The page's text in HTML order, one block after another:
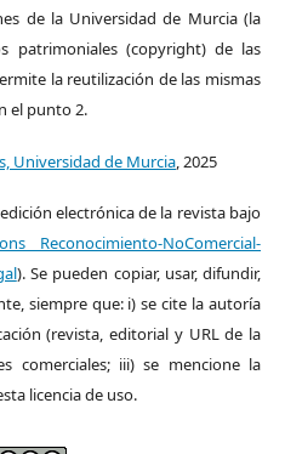
de la Universidad de Murcia (la
patrimoniales (copyright) de las
la reutilización de las mismas
el punto 2.
Universidad de Murcia, 2025
electrónica de la revista bajo
Reconocimiento-NoComercial-
). Se pueden copiar, usar, difundir,
siempre que: i) se cite la autoría
(revista, editorial y URL de la
comerciales; iii) se mencione la
licencia de uso.